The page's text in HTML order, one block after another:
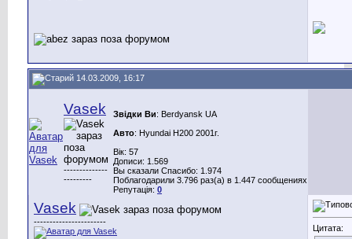
14.03.2009, 16:17
Vasek
--------------
---------
Звідки Ви: Berdyansk UA
Авто: Hyundai H200 2001г.
Вік: 57
Дописи: 1.569
Вы сказали Спасибо: 1.974
Поблагодарили 3.796 раз(а) в 1.447 сообщениях
Репутація: 0
Vasek
-----------------------
Цитата: